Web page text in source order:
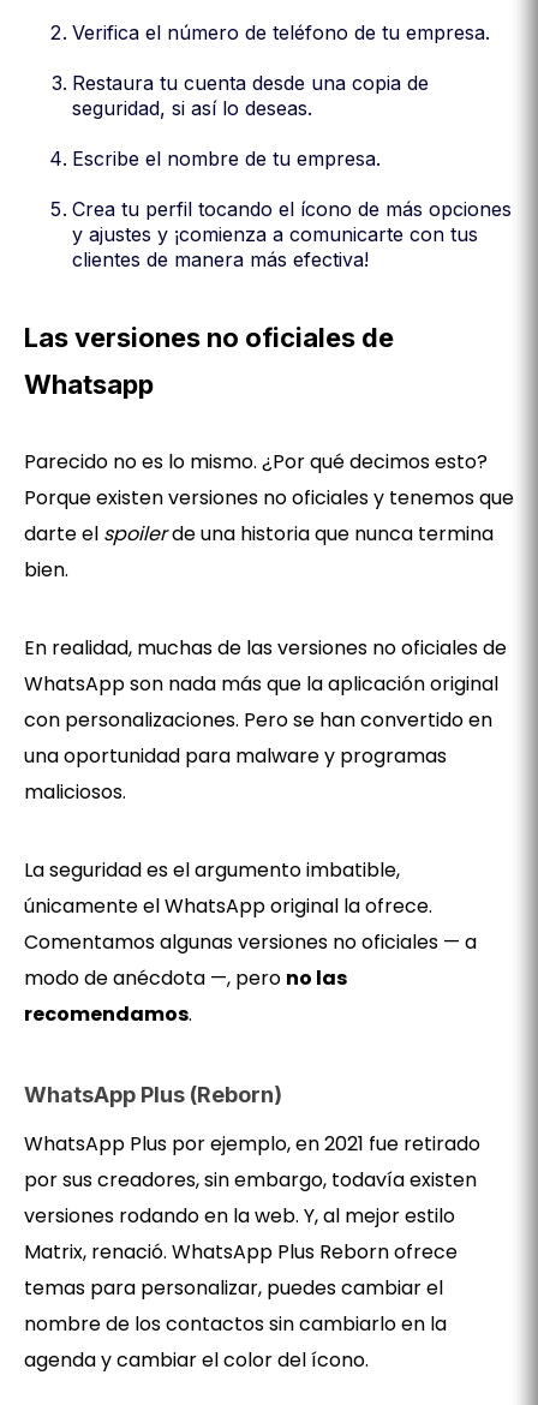
Verifica el número de teléfono de tu empresa.
Restaura tu cuenta desde una copia de
seguridad, si así lo deseas.
Escribe el nombre de tu empresa.
Crea tu perfil tocando el ícono de más opciones
y ajustes y ¡comienza a comunicarte con tus
clientes de manera más efectiva!
Las versiones no oficiales de
Whatsapp
Parecido no es lo mismo. ¿Por qué decimos esto?
Porque existen versiones no oficiales y tenemos que
darte el spoilerde una historia que nunca termina
bien.
En realidad, muchas de las versiones no oficiales de
WhatsApp son nada más que la aplicación original
con personalizaciones. Pero se han convertido en
una oportunidad para malware y programas
maliciosos.
La seguridad es el argumento imbatible,
únicamente el WhatsApp original la ofrece.
Comentamos algunas versiones no oficiales — a
modo de anécdota —, pero no las
recomendamos.
WhatsApp Plus (Reborn)
WhatsApp Plus por ejemplo, en 2021 fue retirado
por sus creadores, sin embargo, todavía existen
versiones rodando en la web. Y, al mejor estilo
Matrix, renació. WhatsApp Plus Reborn ofrece
temas para personalizar, puedes cambiar el
nombre de los contactos sin cambiarlo en la
agenda y cambiar el color del ícono.